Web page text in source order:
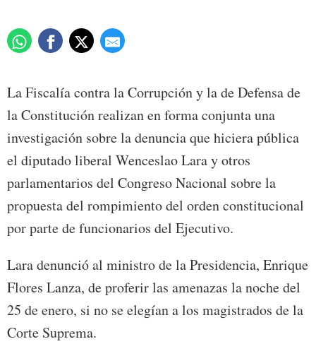
La Fiscalía contra la Corrupción y la de Defensa de
la Constitución realizan en forma conjunta una
investigación sobre la denuncia que hiciera pública
el diputado liberal Wenceslao Lara y otros
parlamentarios del Congreso Nacional sobre la
propuesta del rompimiento del orden constitucional
por parte de funcionarios del Ejecutivo.
Lara denunció al ministro de la Presidencia, Enrique
Flores Lanza, de proferir las amenazas la noche del
25 de enero, si no se elegían a los magistrados de la
Corte Suprema.